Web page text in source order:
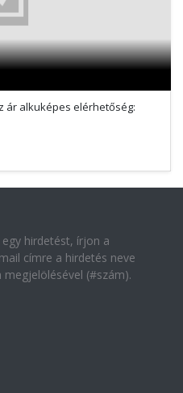
ár alkuképes elérhetőség:
hirdetést, írjon a
címre a hirdetés neve
(#szám).